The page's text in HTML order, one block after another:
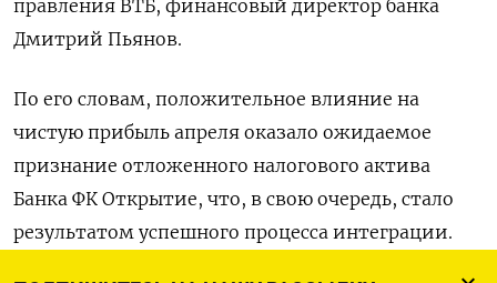
правления ВТБ, финансовый директор банка
Дмитрий Пьянов.
По его словам, положительное влияние на
чистую прибыль апреля оказало ожидаемое
признание отложенного налогового актива
Банка ФК Открытие, что, в свою очередь, стало
результатом успешного процесса интеграции.